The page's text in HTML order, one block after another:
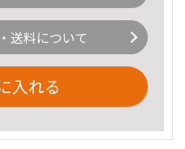
送料について
入れる